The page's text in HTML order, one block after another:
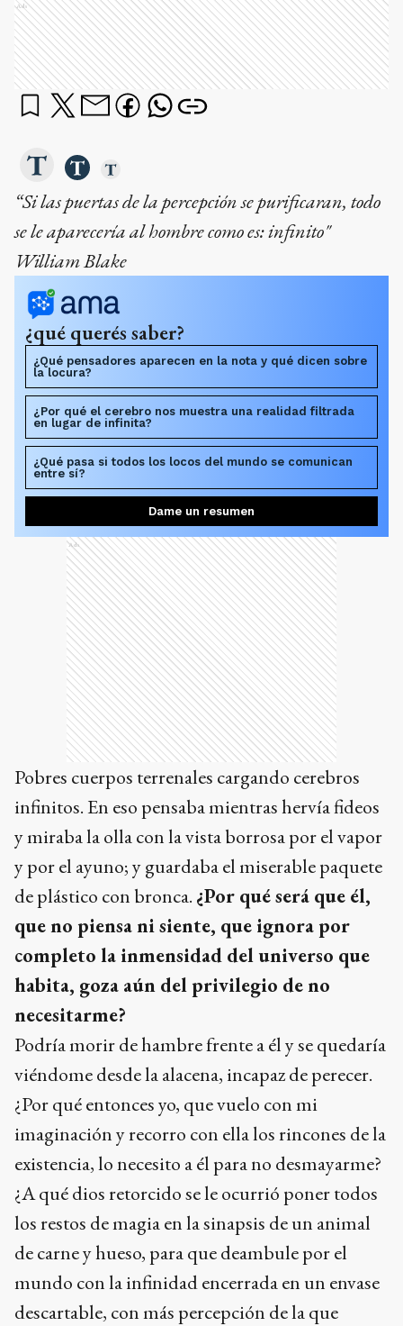
Ads
“Si las puertas de la percepción se purificaran, todo
se le aparecería al hombre como es: infinito"
William Blake
¿qué querés saber?
¿Qué pensadores aparecen en la nota y qué dicen sobre
la locura?
¿Por qué el cerebro nos muestra una realidad filtrada
en lugar de infinita?
¿Qué pasa si todos los locos del mundo se comunican
entre sí?
Dame un resumen
Ads
Pobres cuerpos terrenales cargando cerebros
infinitos. En eso pensaba mientras hervía fideos
y miraba la olla con la vista borrosa por el vapor
y por el ayuno; y guardaba el miserable paquete
de plástico con bronca. ¿Por qué será que él,
que no piensa ni siente, que ignora por
completo la inmensidad del universo que
habita, goza aún del privilegio de no
necesitarme?
Podría morir de hambre frente a él y se quedaría
viéndome desde la alacena, incapaz de perecer.
¿Por qué entonces yo, que vuelo con mi
imaginación y recorro con ella los rincones de la
existencia, lo necesito a él para no desmayarme?
¿A qué dios retorcido se le ocurrió poner todos
los restos de magia en la sinapsis de un animal
de carne y hueso, para que deambule por el
mundo con la infinidad encerrada en un envase
descartable, con más percepción de la que